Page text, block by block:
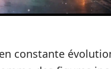
constante